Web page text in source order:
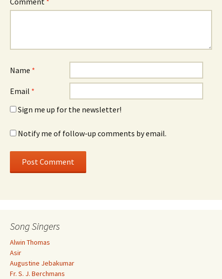
Name *
Email *
Sign me up for the newsletter!
Notify me of follow-up comments by email.
Song Singers
Alwin Thomas
Asir
Augustine Jebakumar
Fr. S. J. Berchmans